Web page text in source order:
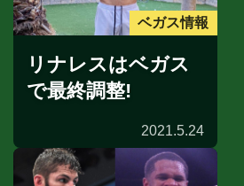
ベガス情報
リナレスはベガス
で最終調整!
2021.5.24